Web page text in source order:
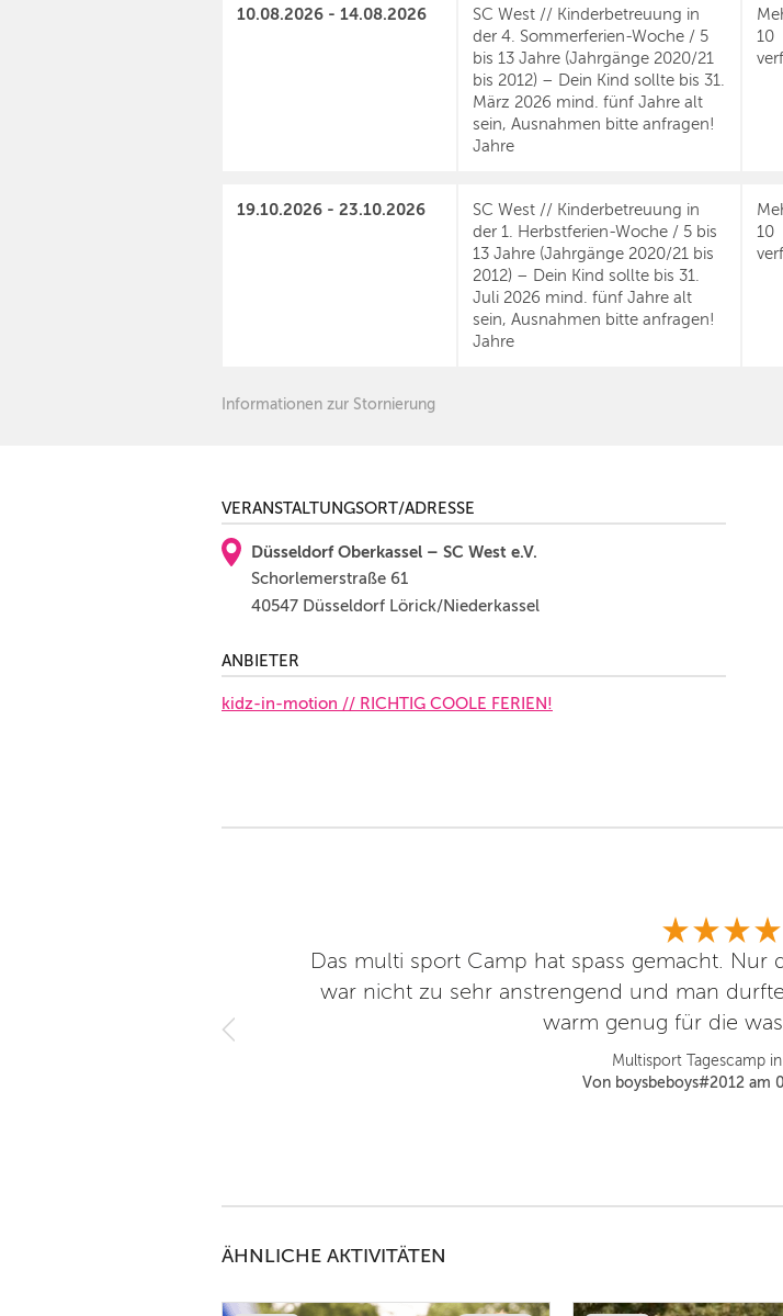
10.08.2026 - 14.08.2026
SC West // Kinderbetreuung in
der 4. Sommerferien-Woche / 5
bis 13 Jahre (Jahrgänge 2020/21
bis 2012) – Dein Kind sollte bis 31.
März 2026 mind. fünf Jahre alt
sein, Ausnahmen bitte anfragen!
Jahre
10
19.10.2026 - 23.10.2026
SC West // Kinderbetreuung in
der 1. Herbstferien-Woche / 5 bis
13 Jahre (Jahrgänge 2020/21 bis
2012) – Dein Kind sollte bis 31.
Juli 2026 mind. fünf Jahre alt
sein, Ausnahmen bitte anfragen!
Jahre
10
Informationen zur Stornierung
VERANSTALTUNGSORT/ADRESSE
Düsseldorf Oberkassel – SC West e.V.
Schorlemerstraße 61
40547 Düsseldorf Lörick/Niederkassel
ANBIETER
kidz-in-motion // RICHTIG COOLE FERIEN!
Das multi sport Camp hat spass gemacht. Nur
war nicht zu sehr anstrengend und man
warm genug für die
Multisport Tagescamp
Von boysbeboys#2012 am
ÄHNLICHE AKTIVITÄTEN